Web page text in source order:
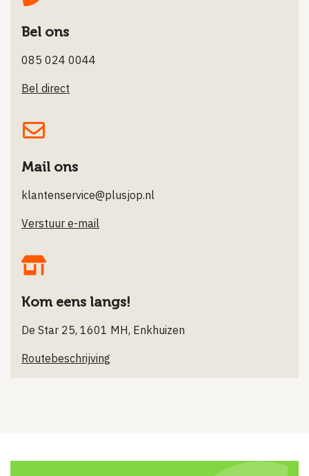
Bel ons
085 024 0044
Bel direct
Mail ons
klantenservice@plusjop.nl
Verstuur e-mail
Kom eens langs!
De Star 25, 1601 MH, Enkhuizen
Routebeschrijving